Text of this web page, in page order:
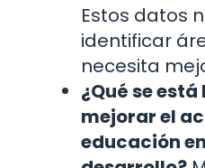
Estos datos
identificar
necesita
¿Qué se
mejorar el
educación